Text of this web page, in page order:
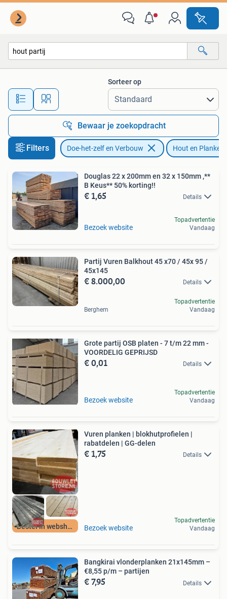
Alle afstanden…
Sorteer op
Bewaar je zoekopdracht
Filters Doe-het-zelf en Verbouw Hout en Planken
Douglas 22 x 200mm en 32 x 150mm ,**
B Keus** 50% korting!!
€ 1,65 Details
Bezoek website
Topadvertentie
Vandaag
Partij Vuren Balkhout 45 x70 / 45x 95 /
45x145
€ 8.000,00 Details
Berghem
Topadvertentie
Vandaag
Grote partij OSB platen - 7 t/m 22 mm -
VOORDELIG GEPRIJSD
€ 0,01 Details
Bezoek website
Topadvertentie
Vandaag
Bestel in webshop
Vuren planken | blokhutprofielen |
rabatdelen | GG-delen
€ 1,75 Details
Bezoek website
Topadvertentie
Vandaag
Bangkirai vlonderplanken 21x145mm –
€8,55 p/m – partijen
€ 7,95 Details